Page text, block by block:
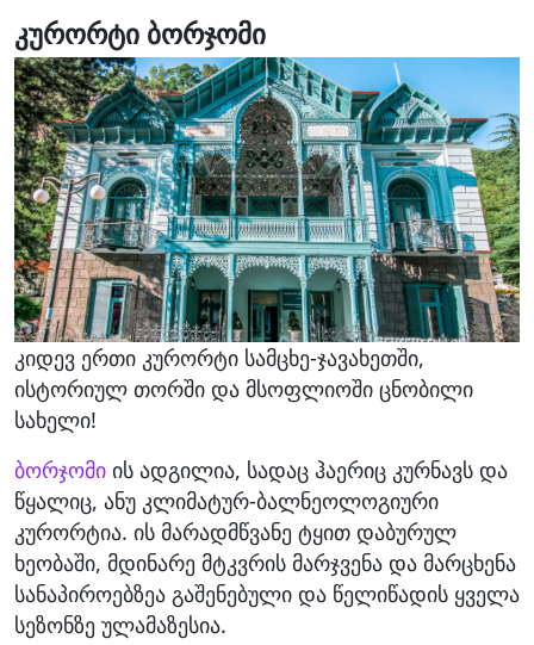
კურორტი ბორჯომი
კიდევ ერთი კურორტი სამცხე-ჯავახეთში,
ისტორიულ თორში და მსოფლიოში ცნობილი
სახელი!
ბორჯომი ის ადგილია, სადაც ჰაერიც კურნავს და
წყალიც, ანუ კლიმატურ-ბალნეოლოგიური
კურორტია. ის მარადმწვანე ტყით დაბურულ
ხეობაში, მდინარე მტკვრის მარჯვენა და მარცხენა
სანაპიროებზეა გაშენებული და წელიწადის ყველა
სეზონზე ულამაზესია.